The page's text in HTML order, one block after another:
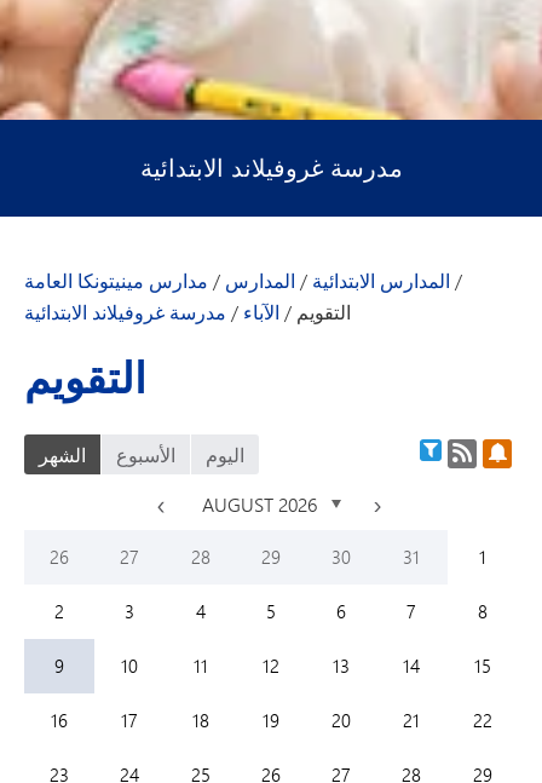
مدرسة غروفيلاند الابتدائية
مدارس مينيتونكا العامة / المدارس / المدارس الابتدائية /
مدرسة غروفيلاند الابتدائية / الآباء / التقويم
التقويم
الشهر الأسبوع اليوم فلتر التقويم
< AUGUST 2026 >
Sunday,
July
26 Monday,
July
27 Tuesday,
July
28 Wednesday,
July
29 Thursday,
July
30 Friday,
July
31 August
1
Sunday,
August
2 Monday,
August
3 Tuesday,
August
4 Wednesday,
August
5 Thursday,
August
6 Friday,
August
7 August
8
Sunday,
August
9 Monday,
August
10 Tuesday,
August
11 Wednesday,
August
12 Thursday,
August
13 Friday,
August
14 August
15
Sunday,
August
16 Monday,
August
17 Tuesday,
August
18 Wednesday,
August
19 Thursday,
August
20 Friday,
August
21 August
22
Sunday,
August
23 Monday,
August
24 Tuesday,
August
25 Wednesday,
August
26 Thursday,
August
27 Friday,
August
28 August
29